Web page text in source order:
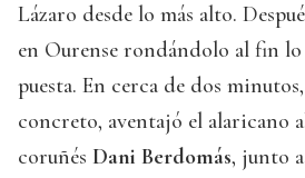
Lázaro desde lo más alto.
en Ourense rondándolo al fin lo
puesta. En cerca de dos minutos,
concreto, aventajó el alaricano
coruñés Dani Berdomás, junto